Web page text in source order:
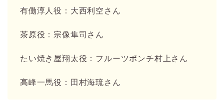
有働淳人役：大西利空さん
茶原役：宗像隼司さん
たい焼き屋翔太役：フルーツポンチ村上さん
高峰一馬役：田村海琉さん